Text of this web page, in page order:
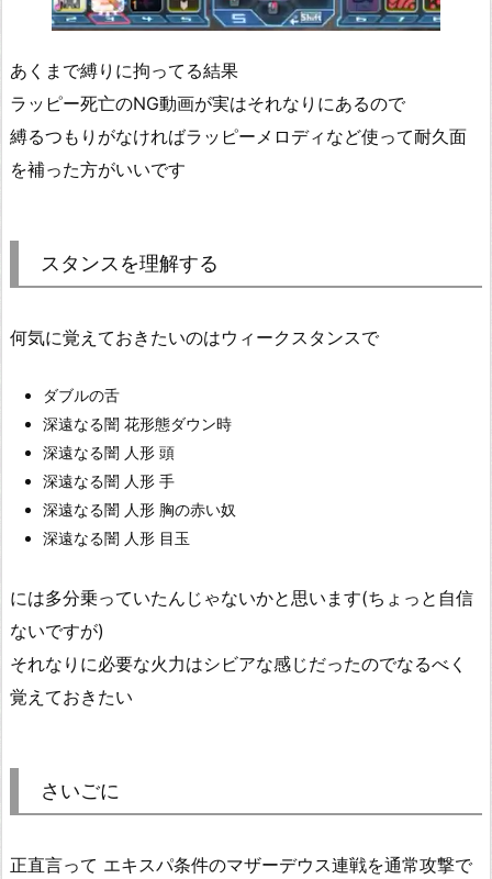
あくまで縛りに拘ってる結果
ラッピー死亡のNG動画が実はそれなりにあるので
縛るつもりがなければラッピーメロディなど使って耐久面
を補った方がいいです
スタンスを理解する
何気に覚えておきたいのはウィークスタンスで
ダブルの舌
深遠なる闇 花形態ダウン時
深遠なる闇 人形 頭
深遠なる闇 人形 手
深遠なる闇 人形 胸の赤い奴
深遠なる闇 人形 目玉
には多分乗っていたんじゃないかと思います(ちょっと自信
ないですが)
それなりに必要な火力はシビアな感じだったのでなるべく
覚えておきたい
さいごに
正直言って エキスパ条件のマザーデウス連戦を通常攻撃で